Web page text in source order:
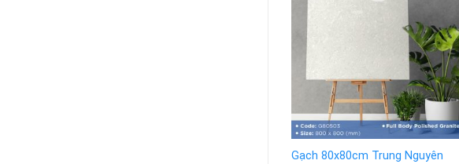
Gạch 80x80cm Trung Nguyên